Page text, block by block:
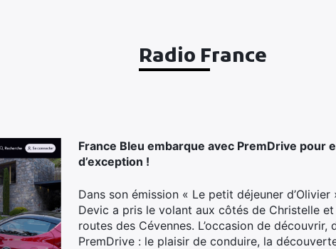
Radio France
France Bleu embarque avec PremDrive
d’exception !
Dans son émission « Le petit déjeuner
Devic a pris le volant aux côtés de Christelle
routes des Cévennes. L’occasion de découvrir,
PremDrive : le plaisir de conduire, la